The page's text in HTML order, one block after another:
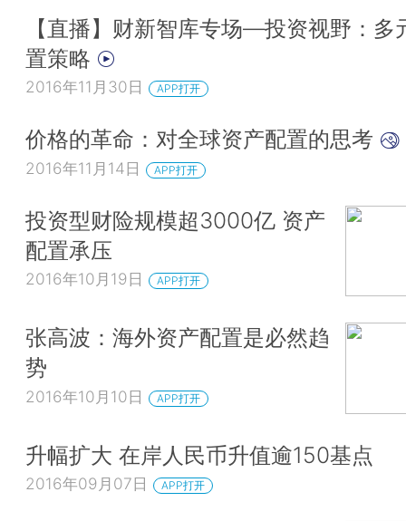
【直播】财新智库专场—投资视野：多
置策略
2016年11月30日 APP打开
价格的革命：对全球资产配置的思考
2016年11月14日 APP打开
投资型财险规模超3000亿 资产
配置承压
2016年10月19日 APP打开
张高波：海外资产配置是必然趋
势
2016年10月10日 APP打开
升幅扩大 在岸人民币升值逾150基点
2016年09月07日 APP打开